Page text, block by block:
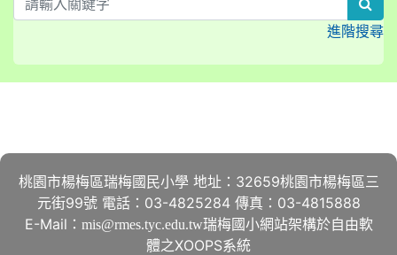
進階搜尋
桃園市楊梅區瑞梅國民小學 地址：32659桃園市楊梅區三
元街99號 電話：03-4825284 傳真：03-4815888
E-Mail： mis@rmes.tyc.edu.tw瑞梅國小網站架構於自由軟
體之XOOPS系統